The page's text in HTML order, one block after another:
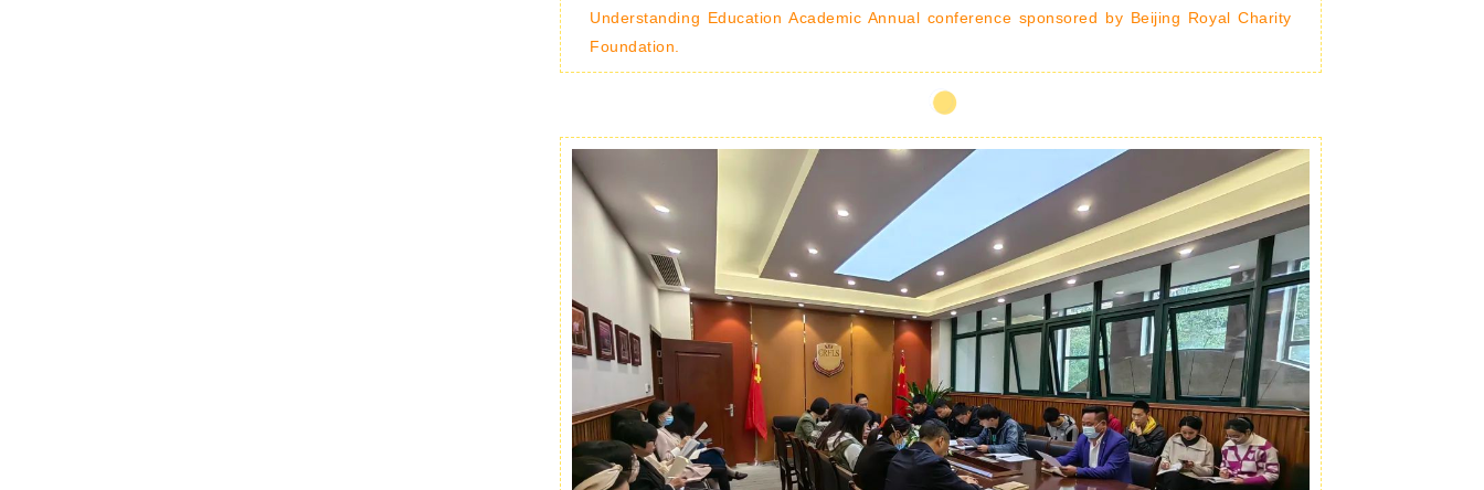
Understanding Education Academic Annual conference sponsored by Beijing Royal Charity
Foundation.